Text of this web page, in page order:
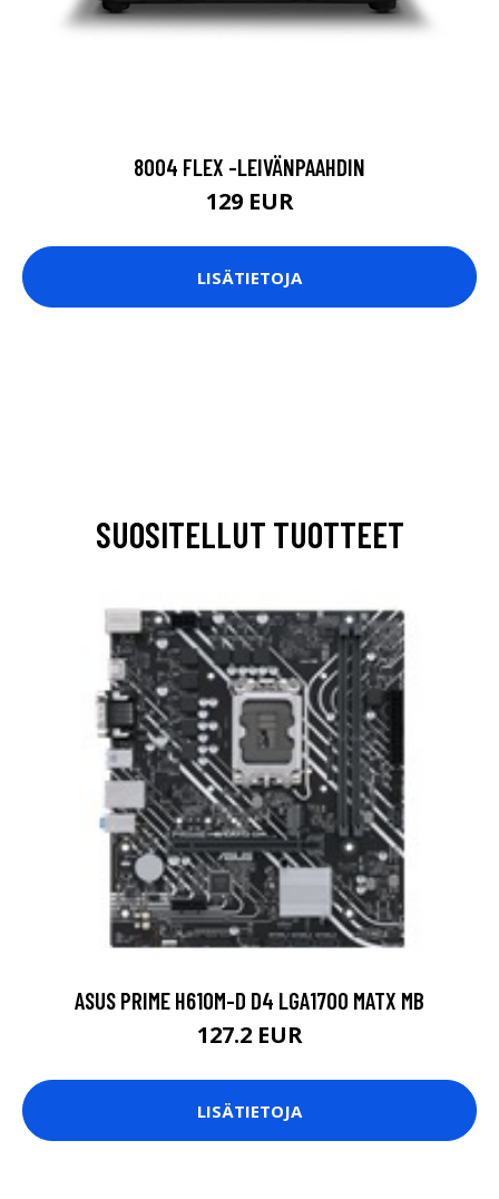
8004 FLEX -LEIVÄNPAAHDIN
129 EUR
LISÄTIETOJA
SUOSITELLUT TUOTTEET
ASUS PRIME H610M-D D4 LGA1700 MATX MB
127.2 EUR
LISÄTIETOJA